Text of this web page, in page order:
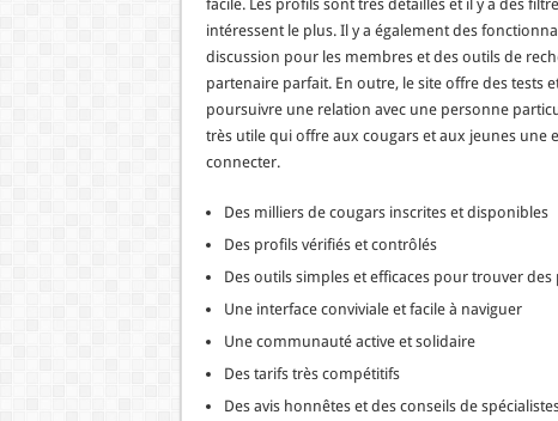
facile. Les profils sont très détaillés et il y a des
intéressent le plus. Il y a également des
discussion pour les membres et des outils de
partenaire parfait. En outre, le site offre des tests
poursuivre une relation avec une personne
très utile qui offre aux cougars et aux jeunes une
connecter.
Des milliers de cougars inscrites et disponibles
Des profils vérifiés et contrôlés
Des outils simples et efficaces pour trouver des
Une interface conviviale et facile à naviguer
Une communauté active et solidaire
Des tarifs très compétitifs
Des avis honnêtes et des conseils de